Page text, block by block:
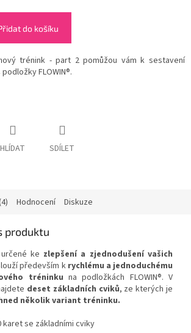
do košíku
trénink - part 2 pomůžou vám k sestavení
FLOWIN®.
HLÍDAT SDÍLET
Hodnocení Diskuze
produktu
ke zlepšení a zjednodušení vašich
především k rychlému a jednoduchému
tréninku na podložkách FLOWIN®. V
deset základních cviků, ze kterých je
několik variant tréninku.
karet se základními cviky